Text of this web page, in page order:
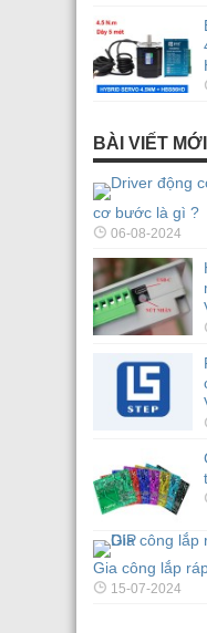
BÀI VIẾT MỚI
cơ bước là gì ?
06-08-2024
Gia công lắp
15-07-2024